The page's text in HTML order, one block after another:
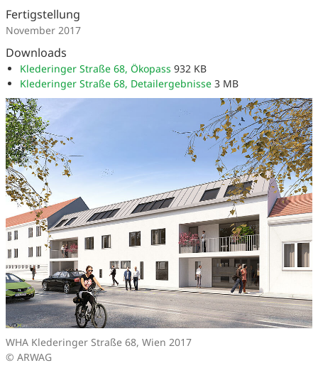
Fertigstellung
November 2017
Downloads
Klederinger Straße 68, Ökopass 932 KB
Klederinger Straße 68, Detailergebnisse 3 MB
WHA Klederinger Straße 68, Wien 2017
© ARWAG